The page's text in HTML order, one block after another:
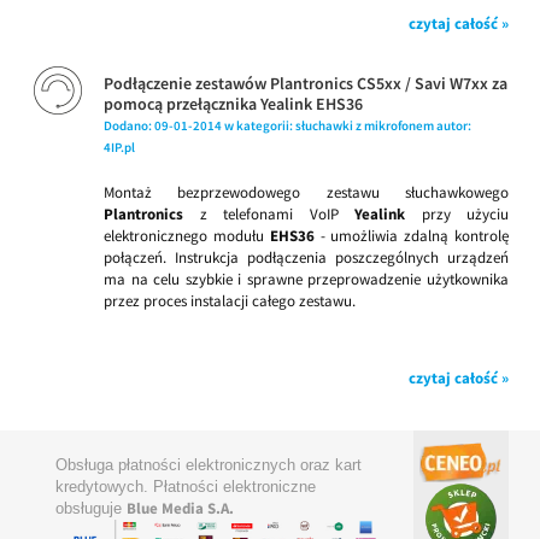
czytaj całość »
Podłączenie zestawów Plantronics CS5xx / Savi W7xx za
pomocą przełącznika Yealink EHS36
Dodano:09-01-2014w kategorii:słuchawki z mikrofonemautor:
4IP.pl
Montaż bezprzewodowego zestawu słuchawkowego
Plantronics z telefonami VoIP Yealink przy użyciu
elektronicznego modułu EHS36- umożliwia zdalną kontrolę
połączeń. Instrukcja podłączenia poszczególnych urządzeń
ma na celu szybkie i sprawne przeprowadzenie użytkownika
przez proces instalacji całego zestawu.
czytaj całość »
Obsługa płatności elektronicznych oraz kart
kredytowych. Płatności elektroniczne
obsługuje Blue Media S.A.